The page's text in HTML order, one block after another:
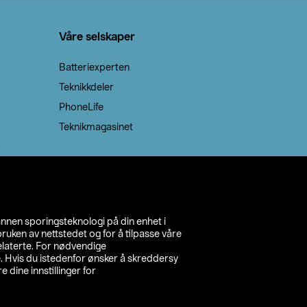
sporingsteknologi på din enhet i
av nettstedet og for å tilpasse våre
For nødvendige
Hvis du istedenfor ønsker å skreddersy
dine innstillinger for
Våre selskaper
Batteriexperten
Teknikkdeler
PhoneLife
Teknikmagasinet